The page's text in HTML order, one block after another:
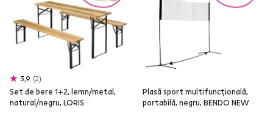
3,9 2
Set de bere 1+2, lemn/metal,
natural/negru, LORIS
Plasă sport multifuncţională,
portabilă, negru, BENDO NEW